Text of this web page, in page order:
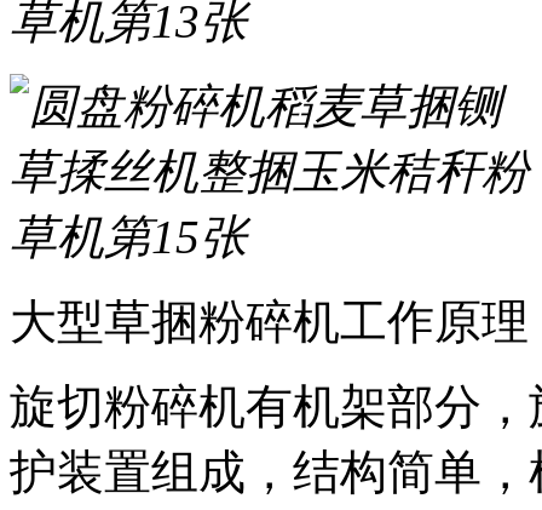
大型草捆粉碎机工作原理
旋切粉碎机有机架部分
护装置组成，结构简单